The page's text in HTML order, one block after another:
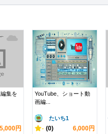
集を
5,000円
YouTube、ショート動
画編...
たいち1
- (0) 6,000円